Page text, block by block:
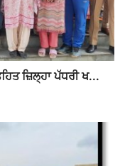
ਜ਼ਿਲ੍ਹਾ ਪੱਧਰੀ ਖ...